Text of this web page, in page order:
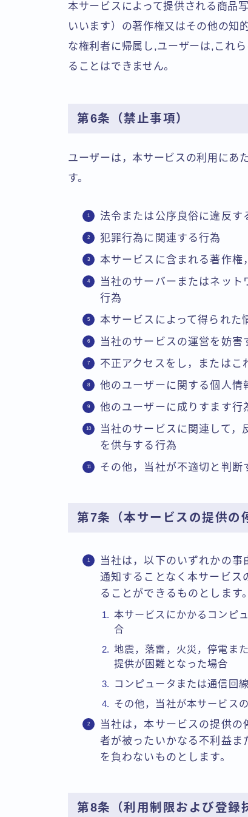
本サービスによって提供される商品
いいます）の著作権又はその他の知
な権利者に帰属し,ユーザーは,これ
ることはできません。
第6条（禁止事項）
ユーザーは，本サービスの利用にあ
す。
法令または公序良俗に違反す
犯罪行為に関連する行為
本サービスに含まれる著作
当社のサーバーまたはネッ
行為
本サービスによって得られた
当社のサービスの運営を妨害
不正アクセスをし，またはこ
他のユーザーに関する個人
他のユーザーに成りすます行
当社のサービスに関連して
を供与する行為
その他，当社が不適切と判断
第7条（本サービスの提供の
当社は，以下のいずれかの
通知することなく本サービス
ることができるものとします。
本サービスにかかるコンピ
合
地震，落雷，火災，停電ま
提供が困難となった場合
コンピュータまたは通信回
その他，当社が本サービス
当社は，本サービスの提供
者が被ったいかなる不利益ま
を負わないものとします。
第8条（利用制限および登録